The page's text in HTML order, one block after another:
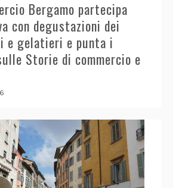
Bergamo partecipa
con degustazioni dei
e gelatieri e punta i
Storie di commercio e